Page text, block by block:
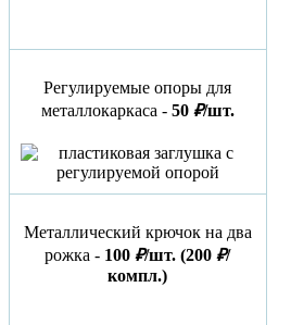
Регулируемые опоры для
металлокаркаса - 50 ₽/шт.
Металлический крючок на два
рожка - 100₽/шт. (200₽/
компл.)